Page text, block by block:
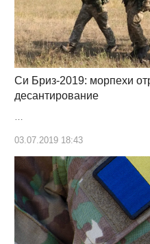
Си Бриз-2019: морпехи
десантирование
…
03.07.2019 18:43